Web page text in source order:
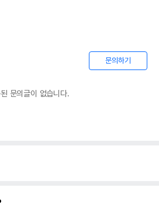
문의하기
문의글이 없습니다.